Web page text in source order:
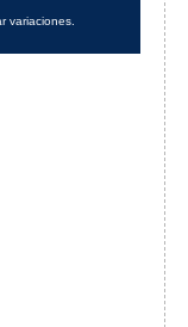
variaciones.